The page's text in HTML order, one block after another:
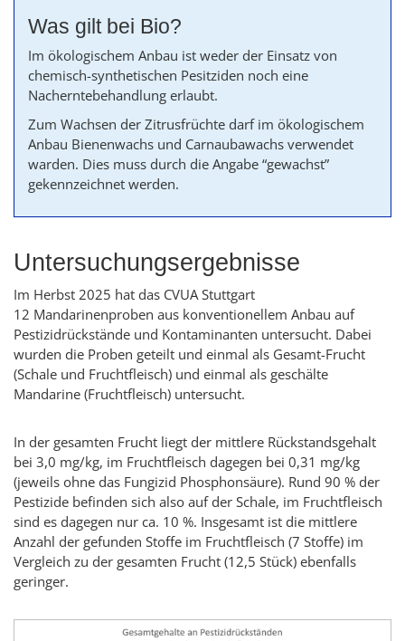
Was gilt bei Bio?
Im ökologischem Anbau ist weder der Einsatz von
chemisch-synthetischen Pesitziden noch eine
Nacherntebehandlung erlaubt.
Zum Wachsen der Zitrusfrüchte darf im ökologischem
Anbau Bienenwachs und Carnaubawachs verwendet
warden. Dies muss durch die Angabe “gewachst”
gekennzeichnet werden.
Untersuchungsergebnisse
Im Herbst 2025 hat das CVUA Stuttgart
12 Mandarinenproben aus konventionellem Anbau auf
Pestizidrückstände und Kontaminanten untersucht. Dabei
wurden die Proben geteilt und einmal als Gesamt-Frucht
(Schale und Fruchtfleisch) und einmal als geschälte
Mandarine (Fruchtfleisch) untersucht.
In der gesamten Frucht liegt der mittlere Rückstandsgehalt
bei 3,0 mg/kg, im Fruchtfleisch dagegen bei 0,31 mg/kg
(jeweils ohne das Fungizid Phosphonsäure). Rund 90 % der
Pestizide befinden sich also auf der Schale, im Fruchtfleisch
sind es dagegen nur ca. 10 %. Insgesamt ist die mittlere
Anzahl der gefunden Stoffe im Fruchtfleisch (7 Stoffe) im
Vergleich zu der gesamten Frucht (12,5 Stück) ebenfalls
geringer.